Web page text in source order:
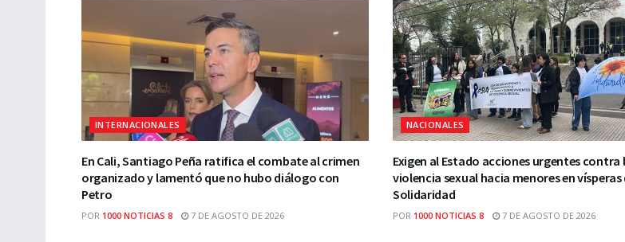
INTERNACIONALES
En Cali, Santiago Peña ratifica el combate al crimen
organizado y lamentó que no hubo diálogo con
Petro
POR 1000 NOTICIAS 8 7 DE AGOSTO DE 2026
NACIONALES
Exigen al Estado acciones urgentes contra
violencia sexual hacia menores en vísperas
Solidaridad
POR 1000 NOTICIAS 8 7 DE AGOSTO DE 2026